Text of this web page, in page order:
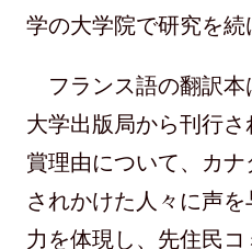
学の大学院で研究を続
フランス語の翻訳
大学出版局から刊行
賞理由について、カ
されかけた人々に声
力を体現し、先住民